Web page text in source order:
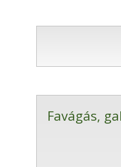
Favágás,